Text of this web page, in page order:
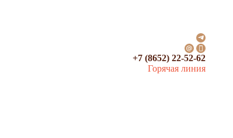
+7 (8652) 22-52-62
Горячая линия